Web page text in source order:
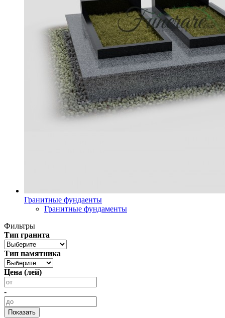
Гранитные фундаенты
Гранитные фундаменты
Фильтры
Тип гранита
Тип памятника
Цена (лей)
-